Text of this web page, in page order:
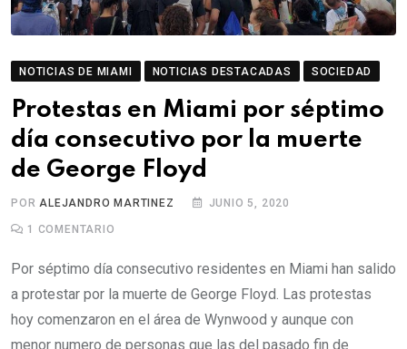
NOTICIAS DE MIAMI NOTICIAS DESTACADAS SOCIEDAD
Protestas en Miami por séptimo
día consecutivo por la muerte
de George Floyd
POR ALEJANDRO MARTINEZ JUNIO 5, 2020
1 COMENTARIO
Por séptimo día consecutivo residentes en Miami han salido
a protestar por la muerte de George Floyd. Las protestas
hoy comenzaron en el área de Wynwood y aunque con
menor numero de personas que las del pasado fin de